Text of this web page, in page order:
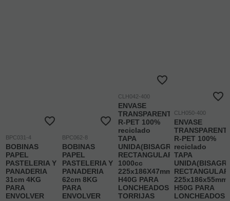
BPC031-4
BOBINAS
PAPEL
PASTELERIA Y
PANADERIA
31cm 4KG
PARA
ENVOLVER
BPC062-8
BOBINAS
PAPEL
PASTELERIA Y
PANADERIA
62cm 8KG
PARA
ENVOLVER
CLH042-400
ENVASE
TRANSPARENTE
R-PET 100%
reciclado
TAPA
UNIDA(BISAGRA)
RECTANGULAR
1000cc
225x186X47mm
H40G PARA
LONCHEADOS
TORRIJAS
CLH050-400
ENVASE
R-PET 100%
reciclado
TAPA
RECTANGULAR
225x186x55mm
H50G PARA
LONCHEADOS